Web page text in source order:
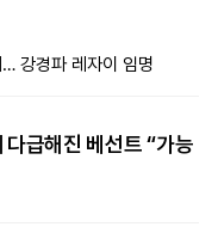
강경파 레자이 임명
급해진 베선트 “가능